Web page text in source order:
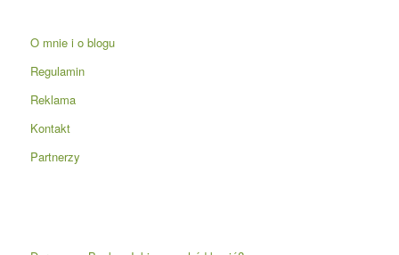
O mnie i o blogu
Regulamin
Reklama
Kontakt
Partnerzy